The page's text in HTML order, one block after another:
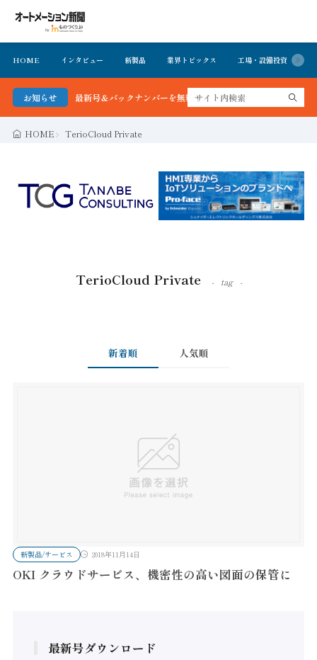
HOME インタビュー 新製品 業界トピックス 工場・設備投資
お知らせ
ション新聞 最新号＆バックナンバーを無料で公開中 詳細はこちら
HOME TerioCloud Private
TerioCloud Private tag
新着順 人気順
新製品/サービス 2018年11月14日
OKI クラウドサービス、機密性の高い図面の保管に
最新号ダウンロード